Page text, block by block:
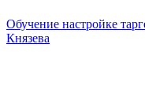
Обучение настройке
Князева